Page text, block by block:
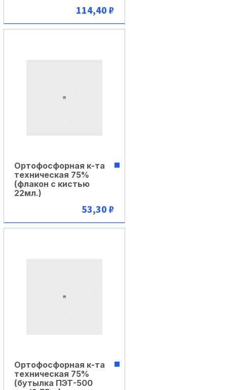
В корзину
114,40 ₽
В корзину
Ортофосфорная к-та
техническая 75%
(флакон c кистью
22мл.)
53,30 ₽
Ортофосфорная к-та
техническая 75%
(бутылка ПЭТ-500